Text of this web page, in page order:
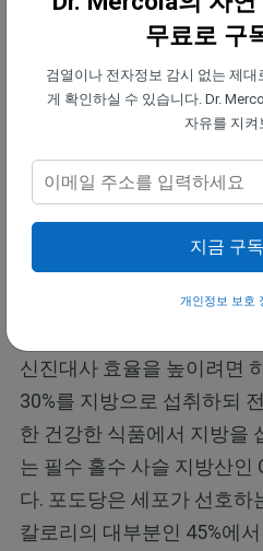
유발하지 않고 세포 건강을
건강한 지방을 선택하는 것
2. 지방 섭취량 조절하기 —
연관되지만 지방을 완전히
지도 않고 건강에도 좋지 않
다. 우리 몸은 정상적인 기
필요하므로 균형 잡힌 식단
신진대사 효율을 높이려면
30%를 지방으로 섭취하되
한 건강한 식품에서 지방을
는 필수 홀수 사슬 지방산인
다. 포도당은 세포가 선호하
칼로리의 대부분인 45%에
무료로 구
검열이나 전자정보 감시 없는 제
게 확인하실 수 있습니다. Dr.
자유를 지켜
지금 구
개인정보 보호